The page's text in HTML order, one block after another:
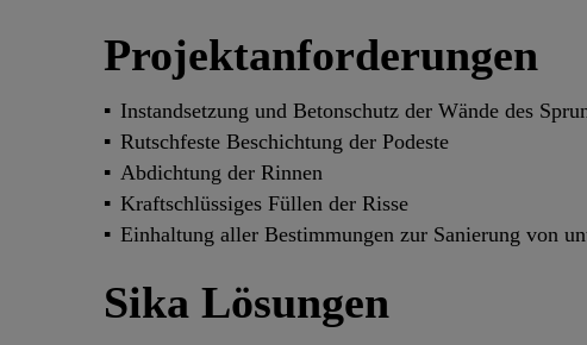
Projektanforderungen
Instandsetzung und Betonschutz der Wände des
Rutschfeste Beschichtung der Podeste
Abdichtung der Rinnen
Kraftschlüssiges Füllen der Risse
Einhaltung aller Bestimmungen zur Sanierung von
Sika Lösungen